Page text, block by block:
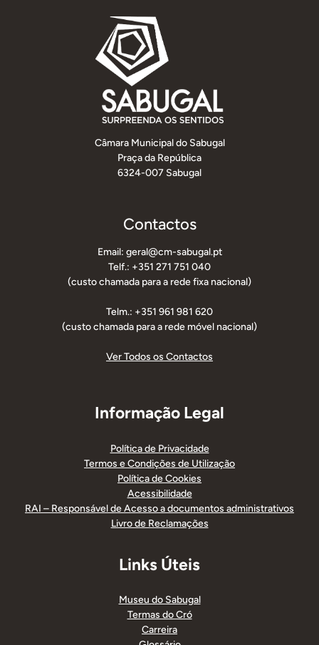
Câmara Municipal do Sabugal
Praça da República
6324-007 Sabugal
Contactos
Email: geral@cm-sabugal.pt
Telf.: +351 271 751 040
(custo chamada para a rede fixa nacional)
Telm.: +351 961 981 620
(custo chamada para a rede móvel nacional)
Ver Todos os Contactos
Informação Legal
Política de Privacidade
Termos e Condições de Utilização
Política de Cookies
Acessibilidade
RAI – Responsável de Acesso a documentos administrativos
Livro de Reclamações
Links Úteis
Museu do Sabugal
Termas do Cró
Carreira